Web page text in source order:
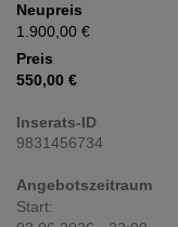
Neupreis
1.900,00 €
Preis
550,00 €
Inserats-ID
9831456734
Angebotszeitraum
Start: